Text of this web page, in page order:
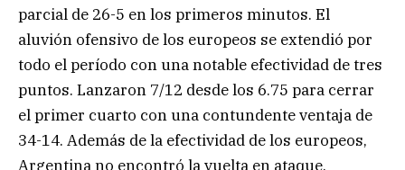
parcial de 26-5 en los primeros minutos. El
aluvión ofensivo de los europeos se extendió por
todo el período con una notable efectividad de tres
puntos. Lanzaron 7/12 desde los 6.75 para cerrar
el primer cuarto con una contundente ventaja de
34-14. Además de la efectividad de los europeos,
Argentina no encontró la vuelta en ataque.